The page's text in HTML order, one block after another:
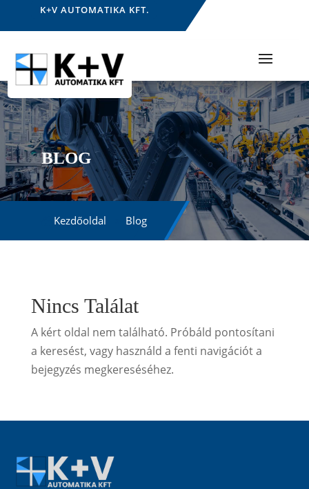
K+V AUTOMATIKA KFT.
BLOG
Kezdőoldal Blog
Nincs Találat
A kért oldal nem található. Próbáld pontosítani
a keresést, vagy használd a fenti navigációt a
bejegyzés megkereséséhez.